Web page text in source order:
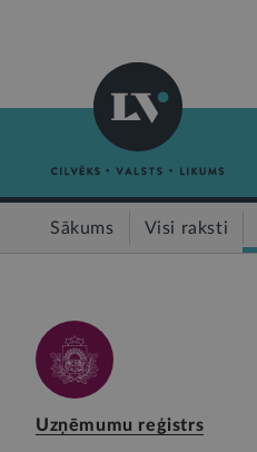
Sākums Visi raksti
Uzņēmumu reģistrs